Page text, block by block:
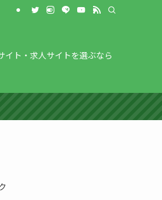
イト・求人サイトを選ぶなら